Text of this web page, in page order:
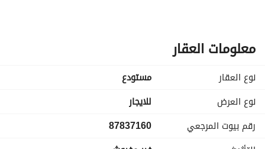
دورتين مياه
معلومات العقار
نوع العقار
مستودع
نوع العرض
للايجار
رقم بيوت المرجعي
87837160